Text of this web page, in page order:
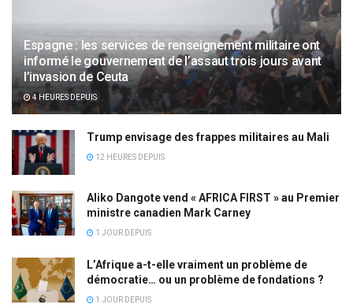
Espagne : les services de renseignement militaire ont
informé le gouvernement de l’assaut trois jours avant
l’invasion de Ceuta
4 HEURES DEPUIS
Trump envisage des frappes militaires au Mali
12 HEURES DEPUIS
Aliko Dangote vend « AFRICA FIRST » au Premier
ministre canadien Mark Carney
1 JOUR DEPUIS
L’Afrique a-t-elle vraiment un problème de
démocratie… ou un problème de fondations ?
1 JOUR DEPUIS